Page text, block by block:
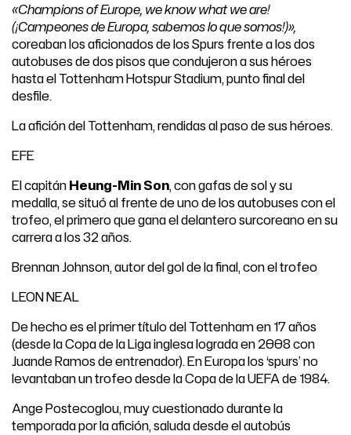
«Champions of Europe, we know what we are!
(¡Campeones de Europa, sabemos lo que somos!)»,
coreaban los aficionados de los Spurs frente a los dos
autobuses de dos pisos que condujeron a sus héroes
hasta el Tottenham Hotspur Stadium, punto final del
desfile.
La afición del Tottenham, rendidas al paso de sus héroes.
EFE
El capitánHeung-Min Son, con gafas de sol y su
medalla, se situó al frente de uno de los autobuses con el
trofeo, el primero que gana el delantero surcoreano en su
carrera a los 32 años.
Brennan Johnson, autor del gol de la final, con el trofeo
LEON NEAL
De hecho es el primer título del Tottenham en 17 años
(desde la Copa de la Liga inglesa lograda en 2008 con
Juande Ramos de entrenador). En Europa los ‘spurs’ no
levantaban un trofeo desde la Copa de la UEFA de 1984.
Ange Postecoglou, muy cuestionado durante la
temporada por la afición, saluda desde el autobús